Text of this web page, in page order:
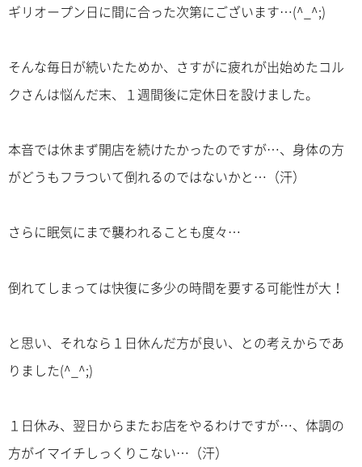
ギリオープン日に間に合った次第にございます…(^_^;)
そんな毎日が続いたためか、さすがに疲れが出始めたコル
クさんは悩んだ末、１週間後に定休日を設けました。
本音では休まず開店を続けたかったのですが…、身体の方
がどうもフラついて倒れるのではないかと…（汗）
さらに眠気にまで襲われることも度々…
倒れてしまっては快復に多少の時間を要する可能性が大！
と思い、それなら１日休んだ方が良い、との考えからであ
りました(^_^;)
１日休み、翌日からまたお店をやるわけですが…、体調の
方がイマイチしっくりこない…（汗）